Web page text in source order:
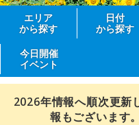
エリア
から探す
日付
から探す
今日開催
イベント
2026年情報へ順次更新
報もございます